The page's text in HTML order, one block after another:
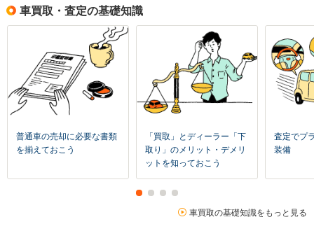
車買取・査定の基礎知識
普通車の売却に必要な書類
を揃えておこう
「買取」とディーラー「下
取り」のメリット・デメリ
ットを知っておこう
査定でプ
装備
車買取の基礎知識をもっと見る